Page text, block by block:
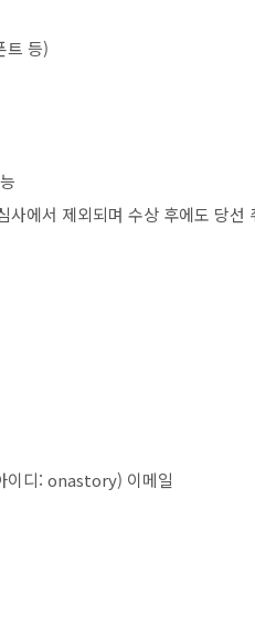
트 등)
사에서 제외되며 수상 후에도 당선
이디: onastory) 이메일